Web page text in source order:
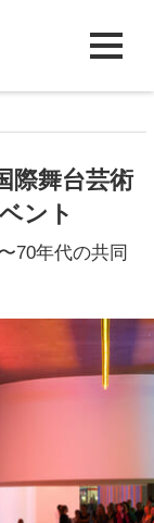
際舞台芸術
ント
70年代の共同